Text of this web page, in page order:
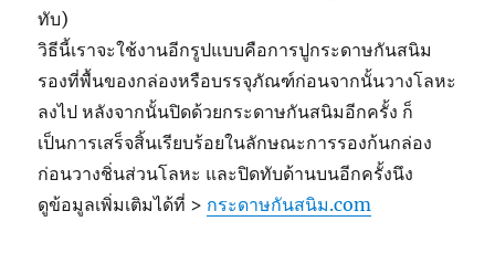
ทับ)
วิธีนี้เราจะใช้งานอีกรูปแบบคือการปูกระดาษกันสนิม
รองที่พื้นของกล่องหรือบรรจุภัณฑ์ก่อนจากนั้นวางโลหะ
ลงไป หลังจากนั้นปิดด้วยกระดาษกันสนิมอีกครั้ง ก็
เป็นการเสร็จสิ้นเรียบร้อยในลักษณะการรองก้นกล่อง
ก่อนวางชิ่นส่วนโลหะ และปิดทับด้านบนอีกครั้งนึง
ดูข้อมูลเพิ่มเติมได้ที่ > กระดาษกันสนิม.com